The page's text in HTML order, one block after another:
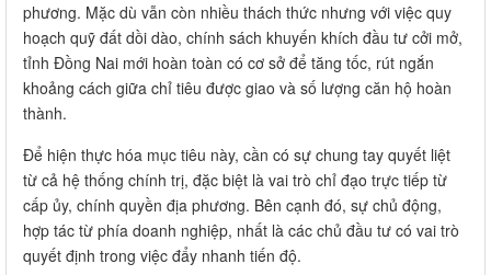
phương. Mặc dù vẫn còn nhiều thách thức nhưng với việc quy
hoạch quỹ đất dồi dào, chính sách khuyến khích đầu tư cởi mở,
tỉnh Đồng Nai mới hoàn toàn có cơ sở để tăng tốc, rút ngắn
khoảng cách giữa chỉ tiêu được giao và số lượng căn hộ hoàn
thành.
Để hiện thực hóa mục tiêu này, cần có sự chung tay quyết liệt
từ cả hệ thống chính trị, đặc biệt là vai trò chỉ đạo trực tiếp từ
cấp ủy, chính quyền địa phương. Bên cạnh đó, sự chủ động,
hợp tác từ phía doanh nghiệp, nhất là các chủ đầu tư có vai trò
quyết định trong việc đẩy nhanh tiến độ.